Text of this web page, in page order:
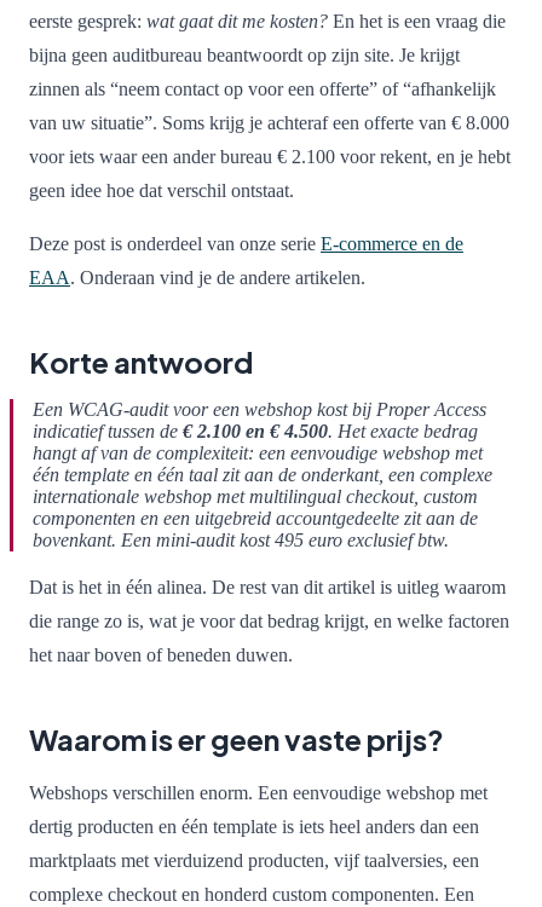
eerste gesprek: wat gaat dit me kosten? En het is een vraag die
bijna geen auditbureau beantwoordt op zijn site. Je krijgt
zinnen als “neem contact op voor een offerte” of “afhankelijk
van uw situatie”. Soms krijg je achteraf een offerte van € 8.000
voor iets waar een ander bureau € 2.100 voor rekent, en je hebt
geen idee hoe dat verschil ontstaat.
Deze post is onderdeel van onze serie E-commerce en de
EAA. Onderaan vind je de andere artikelen.
Korte antwoord
Een WCAG-audit voor een webshop kost bij Proper Access
indicatief tussen de € 2.100 en € 4.500. Het exacte bedrag
hangt af van de complexiteit: een eenvoudige webshop met
één template en één taal zit aan de onderkant, een complexe
internationale webshop met multilingual checkout, custom
componenten en een uitgebreid accountgedeelte zit aan de
bovenkant. Een mini-audit kost 495 euro exclusief btw.
Dat is het in één alinea. De rest van dit artikel is uitleg waarom
die range zo is, wat je voor dat bedrag krijgt, en welke factoren
het naar boven of beneden duwen.
Waarom is er geen vaste prijs?
Webshops verschillen enorm. Een eenvoudige webshop met
dertig producten en één template is iets heel anders dan een
marktplaats met vierduizend producten, vijf taalversies, een
complexe checkout en honderd custom componenten. Een